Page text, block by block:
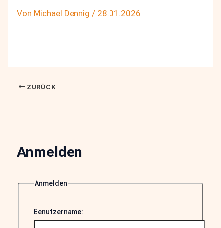
Von Michael Dennig/ 28.01.2026
ZURÜCK
Anmelden
Anmelden
Benutzername: